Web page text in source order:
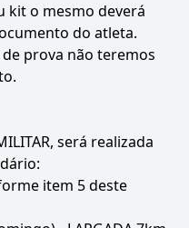
kit o mesmo deverá
do atleta.
prova não teremos
será realizada
item 5 deste